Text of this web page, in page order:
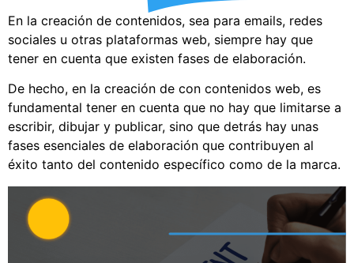
En la creación de contenidos, sea para emails, redes
sociales u otras plataformas web, siempre hay que
tener en cuenta que existen fases de elaboración.
De hecho, en la creación de con contenidos web, es
fundamental tener en cuenta que no hay que limitarse a
escribir, dibujar y publicar, sino que detrás hay unas
fases esenciales de elaboración que contribuyen al
éxito tanto del contenido específico como de la marca.